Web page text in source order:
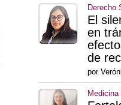
Derecho
El
en
de
por